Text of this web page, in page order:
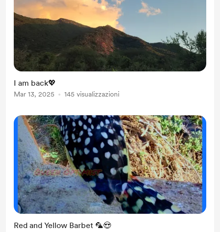
I am back💖
Mar 13, 2025 145 visualizzazioni
Red and Yellow Barbet 🦜😍